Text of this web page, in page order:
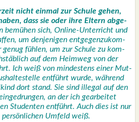
nicht ein­mal zur Schu­le gehen,
dass sie oder ihre Eltern abge­
bemü­hen sich, Online-Unter­richt und
um den­je­ni­gen ent­ge­gen­zu­kom­
genug füh­len, um zur Schu­le zu kom­
auf dem Heim­weg von der
Ich weiß von min­des­tens einer Mut­
ent­führt wur­de, wäh­rend
dort stand. Sie sind ille­gal auf den
an der ich gear­bei­tet
Stu­den­ten ent­führt. Auch dies ist nur
Umfeld weiß.